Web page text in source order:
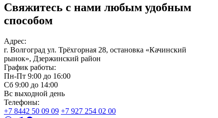
Свяжитесь с нами любым удобным
способом
Адрес:
г. Волгоград ул. Трёхгорная 28, остановка «Качинский
рынок», Дзержинский район
График работы:
Пн-Пт 9:00 до 16:00
Сб 9:00 до 14:00
Вс выходной день
Телефоны:
+7 8442 50 09 09 +7 927 254 02 00